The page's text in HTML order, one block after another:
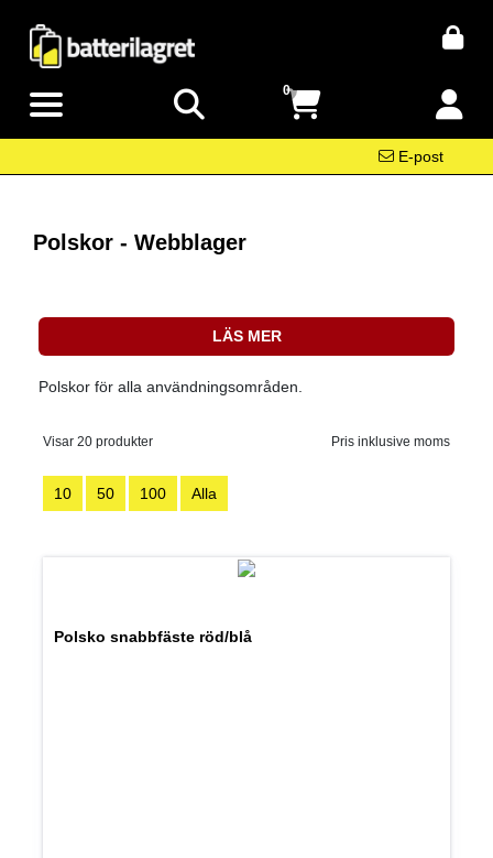
0
E-post
Polskor - Webblager
LÄS MER
Polskor för alla användningsområden.
Visar 20 produkter Pris inklusive moms
10 50 100 Alla
Polsko snabbfäste röd/blå